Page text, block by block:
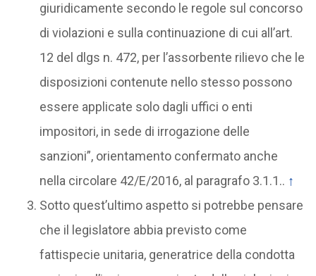
giuridicamente secondo le regole sul concorso
di violazioni e sulla continuazione di cui all’art.
12 del dlgs n. 472, per l’assorbente rilievo che le
disposizioni contenute nello stesso possono
essere applicate solo dagli uffici o enti
impositori, in sede di irrogazione delle
sanzioni”, orientamento confermato anche
nella circolare 42/E/2016, al paragrafo 3.1.1.. ↑
Sotto quest’ultimo aspetto si potrebbe pensare
che il legislatore abbia previsto come
fattispecie unitaria, generatrice della condotta